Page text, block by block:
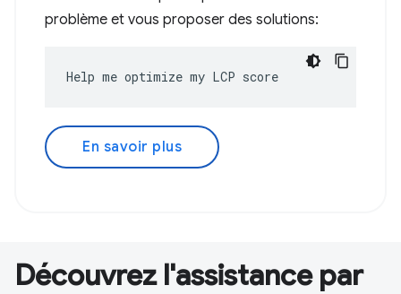
problème et vous proposer des solutions:
Help me optimize my LCP score
En savoir plus
Découvrez l'assistance par